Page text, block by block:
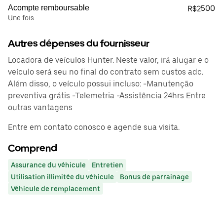
Acompte remboursable
Une fois
R$2500
Autres dépenses du fournisseur
Locadora de veículos Hunter. Neste valor, irá alugar e o
veículo será seu no final do contrato sem custos adc.
Além disso, o veículo possui incluso: -Manutenção
preventiva grátis -Telemetria -Assistência 24hrs Entre
outras vantagens
Entre em contato conosco e agende sua visita.
Comprend
Assurance du véhicule
Entretien
Utilisation illimitée du véhicule
Bonus de parrainage
Véhicule de remplacement